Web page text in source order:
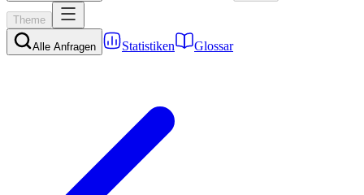
Theme
Alle Anfragen Statistiken Glossar